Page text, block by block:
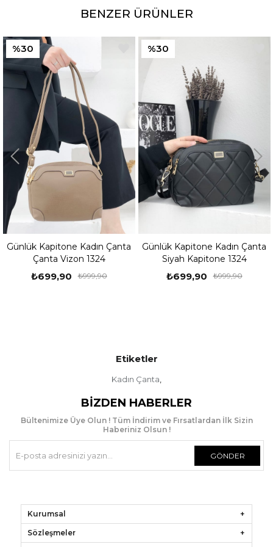
BENZER ÜRÜNLER
Günlük Kapitone Kadın Çanta
Çanta Vizon 1324
₺699,90 ₺999,90
%30
Günlük Kapitone Kadın Çanta
Siyah Kapitone 1324
₺699,90 ₺999,90
%30
Etiketler
Kadın Çanta,
BIZDEN HABERLER
Bültenimize Üye Olun ! Tüm İndirim ve Fırsatlardan İlk Sizin
Haberiniz Olsun !
GÖNDER
Kurumsal
Sözleşmeler